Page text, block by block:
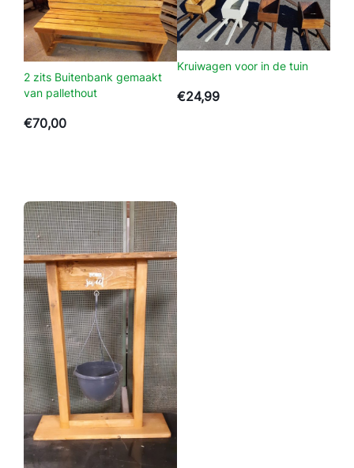
n
t
a
l
2 zits Buitenbank gemaakt
van pallethout
€70,00
Kruiwagen voor in de tuin
€24,99